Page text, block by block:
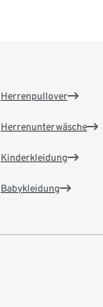
Herrenpullover
Herrenunterwäsche
Kinderkleidung
Babykleidung